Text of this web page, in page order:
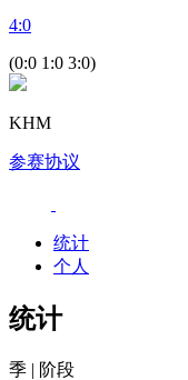
4:0
(0:0 1:0 3:0)
KHM
参赛协议
统计
个人
统计
季 | 阶段